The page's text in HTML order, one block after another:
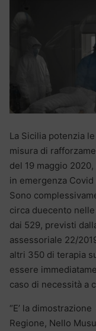
La Sicilia potenzia
misura di
del 19 maggio
in emergenza
Sono
circa duecento
dai 529, previsti
assessoriale 22/
altri 350 di terapia
essere
caso di necessità a
“E’ la
Regione, Nello